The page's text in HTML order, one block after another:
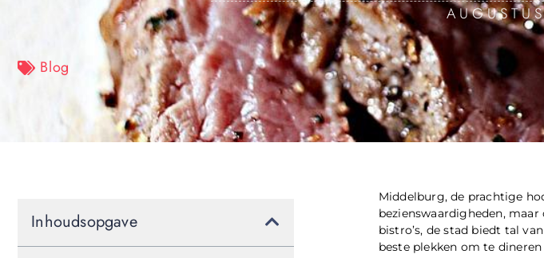
Blog
Middelburg, de prachtige
bezienswaardigheden,
bistro’s, de stad biedt tal
beste plekken om te
Inhoudsopgave